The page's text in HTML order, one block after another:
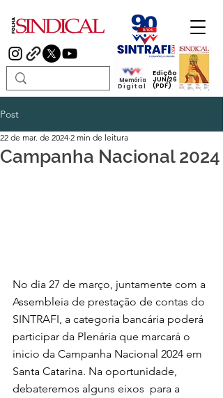
Edição
JUN/26
(PDF)
Memória
Digital
Post
Campanha Nacional 2024
22 de mar. de 2024 2 min de leitura
No dia 27 de março, juntamente com a
Assembleia de prestação de contas do
SINTRAFI, a categoria bancária poderá
participar da Plenária que marcará o
inicio da Campanha Nacional 2024 em
Santa Catarina. Na oportunidade,
debateremos alguns eixos  para a